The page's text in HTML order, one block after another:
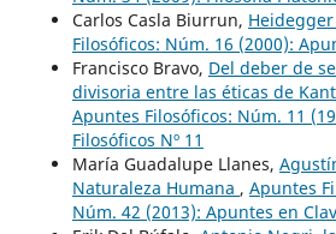
Carlos Casla Biurrun,
Filosóficos: Núm. 16 (2000):
Francisco Bravo, Del deber de
divisoria entre las éticas de
Apuntes Filosóficos: Núm. 11
Filosóficos Nº 11
María Guadalupe Llanes,
Naturaleza Humana , Apuntes
Núm. 42 (2013): Apuntes en